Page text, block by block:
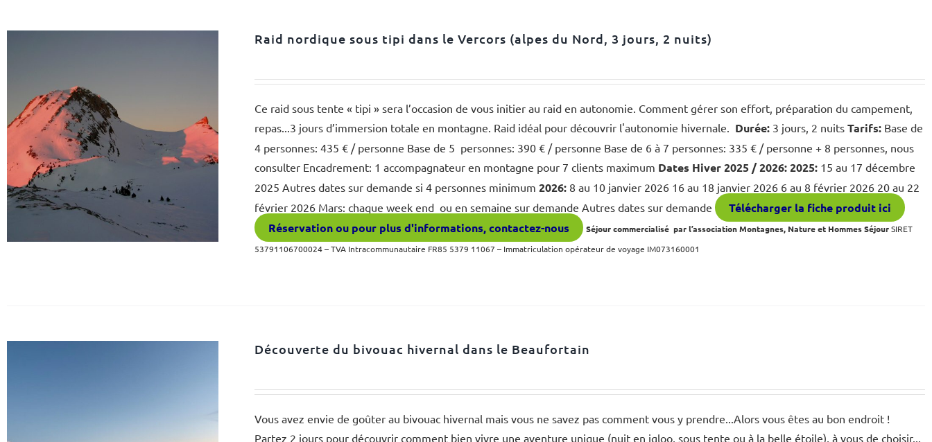
Raid nordique sous tipi dans le Vercors (alpes du Nord, 3 jours, 2 nuits)
Ce raid sous tente « tipi » sera l’occasion de vous initier au raid en autonomie. Comment gérer son effort, préparation du campement,
repas...3 jours d’immersion totale en montagne. Raid idéal pour découvrir l'autonomie hivernale. Durée: 3 jours, 2 nuitsTarifs: Base de
4 personnes: 435 € / personne Base de 5 personnes: 390 € / personne Base de 6 à 7 personnes: 335 € / personne + 8 personnes, nous
consulter Encadrement: 1 accompagnateur en montagne pour 7 clients maximum Dates Hiver 2025 / 2026: 2025: 15 au 17 décembre
2025 Autres dates sur demande si 4 personnes minimum2026: 8 au 10 janvier 2026 16 au 18 janvier 2026 6 au 8 février 2026 20 au 22
février 2026 Mars: chaque week end ou en semaine sur demande Autres dates sur demande
Télécharger la fiche produit ici
Réservation ou pour plus d'informations, contactez-nous
Séjour commercialisé par l’association Montagnes, Nature et Hommes SéjourSIRET
53791106700024 – TVA Intracommunautaire FR85 5379 11067 – Immatriculation opérateur de voyage IM073160001
Découverte du bivouac hivernal dans le Beaufortain
Vous avez envie de goûter au bivouac hivernal mais vous ne savez pas comment vous y prendre...Alors vous êtes au bon endroit !
Partez 2 jours pour découvrir comment bien vivre une aventure unique (nuit en igloo, sous tente ou à la belle étoile), à vous de choisir...